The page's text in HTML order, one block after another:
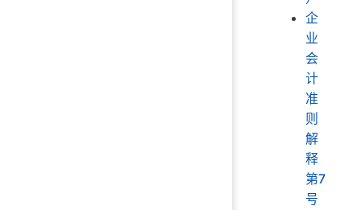
企
业
会
计
准
则
解
释
第7
号